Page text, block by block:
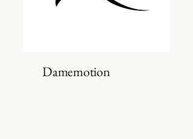
Damemotion